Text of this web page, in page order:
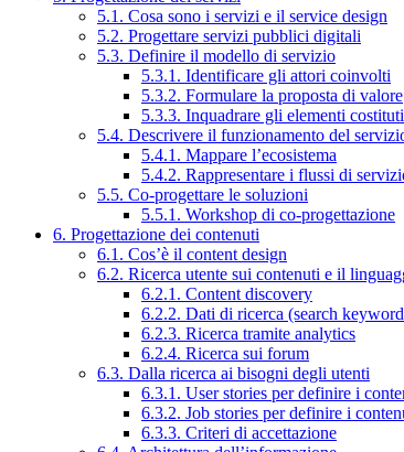
5.1. Cosa sono i servizi e il service design
5.2. Progettare servizi pubblici digitali
5.3. Definire il modello di servizio
5.3.1. Identificare gli attori coinvolti
5.3.2. Formulare la proposta di valore
5.3.3. Inquadrare gli elementi
5.4. Descrivere il funzionamento del
5.4.1. Mappare l’ecosistema
5.4.2. Rappresentare i flussi di
5.5. Co-progettare le soluzioni
5.5.1. Workshop di co-progettazione
6. Progettazione dei contenuti
6.1. Cos’è il content design
6.2. Ricerca utente sui contenuti e il
6.2.1. Content discovery
6.2.2. Dati di ricerca (search
6.2.3. Ricerca tramite analytics
6.2.4. Ricerca sui forum
6.3. Dalla ricerca ai bisogni degli utenti
6.3.1. User stories per definire i
6.3.2. Job stories per definire i
6.3.3. Criteri di accettazione